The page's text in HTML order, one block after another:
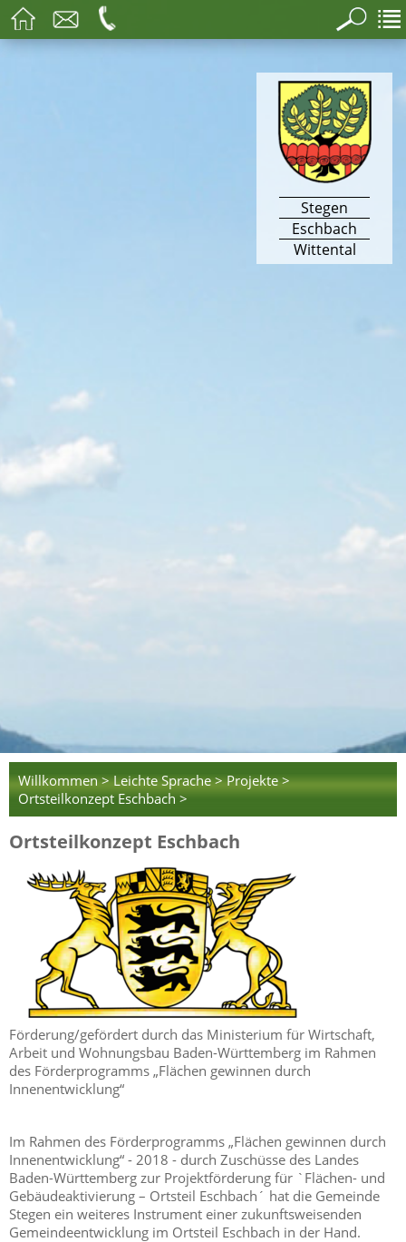
Stegen
Eschbach
Wittental
Willkommen > Leichte Sprache > Projekte >
Ortsteilkonzept Eschbach >
Ortsteilkonzept Eschbach
Förderung/gefördert durch das Ministerium für Wirtschaft,
Arbeit und Wohnungsbau Baden-Württemberg im Rahmen
des Förderprogramms „Flächen gewinnen durch
Innenentwicklung“
Im Rahmen des Förderprogramms „Flächen gewinnen durch
Innenentwicklung“ - 2018 - durch Zuschüsse des Landes
Baden-Württemberg zur Projektförderung für `Flächen- und
Gebäudeaktivierung – Ortsteil Eschbach´ hat die Gemeinde
Stegen ein weiteres Instrument einer zukunftsweisenden
Gemeindeentwicklung im Ortsteil Eschbach in der Hand.